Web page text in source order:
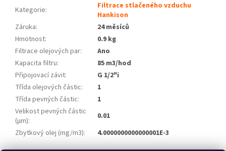
Kategorie:
Filtrace stlačeného vzduchu
Hankison
Záruka:
24 měsíců
Hmotnost:
0.9 kg
Filtrace olejových par:
Ano
Kapacita filtru:
85 m3/hod
Připojovací závit:
G 1/2"i
Třída olejových částic:
1
Třída pevných částic:
1
Velikost pevných částic
(µm):
0.01
Zbytkový olej (mg/m3): 4.0000000000000001E-3